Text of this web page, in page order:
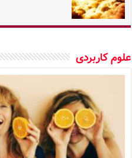
کاربردی